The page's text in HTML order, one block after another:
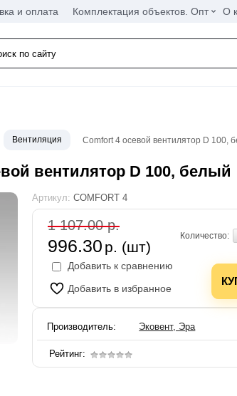
и оплата Комплектация объектов. Опт О
Вентиляция Comfort 4 осевой вентилятор D 100,
вентилятор D 100, белый
Артикул: COMFORT 4
1 107.00 р.
996.30 р. (шт)
Количество:
Добавить к сравнению
Добавить в избранное
Производитель: Эковент, Эра
Рейтинг: